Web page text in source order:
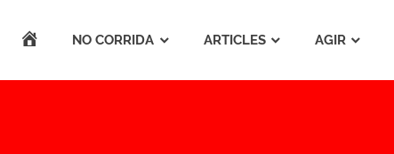
ACCUEILNO CORRIDA ARTICLES AGIR